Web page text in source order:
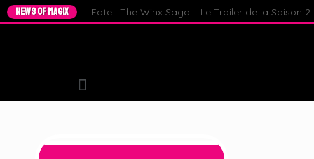
NEWS OF MAGIX Fate : The Winx Saga – Le Trailer de la Saison